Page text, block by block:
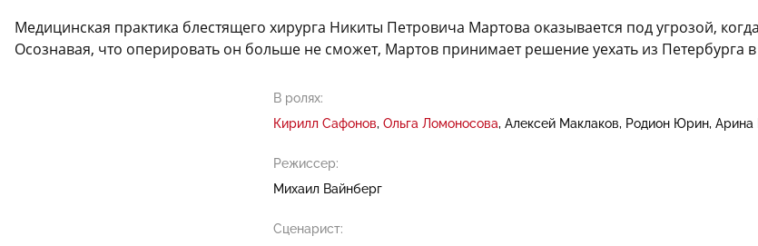
Медицинская практика блестящего хирурга Никиты Петровича Мартова оказывается под угрозой,
Осознавая, что оперировать он больше не сможет, Мартов принимает решение уехать из
В ролях:
Кирилл Сафонов Ольга Ломоносова Алексей Маклаков Родион Юрин Арина
Режиссер:
Михаил Вайнберг
Сценарист: